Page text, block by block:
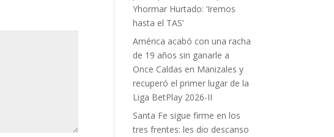
Yhormar Hurtado: ‘Iremos
hasta el TAS’
América acabó con una racha
de 19 años sin ganarle a
Once Caldas en Manizales y
recuperó el primer lugar de la
Liga BetPlay 2026-II
Santa Fe sigue firme en los
tres frentes: les dio descanso